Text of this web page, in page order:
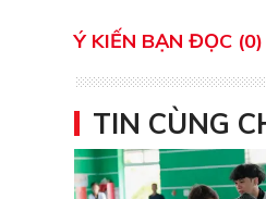
Ý KIẾN BẠN ĐỌC (0)
TIN CÙNG